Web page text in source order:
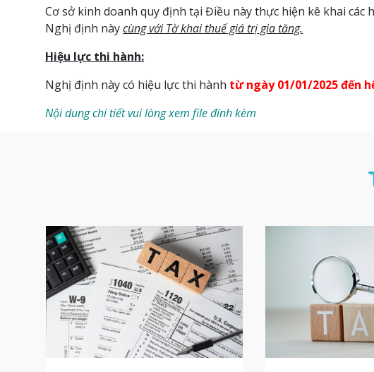
Cơ sở kinh doanh quy định tại Điều này thực hiện kê khai
Nghị định nàycùng với Tờ khai thuế giá trị gia tăng.
Hiệu lực thi hành:
Nghị định này có hiệu lực thi hành từ ngày 01/01/2025 đến
Nội dung chi tiết vui lòng xem file đính kèm